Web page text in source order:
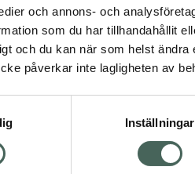
och annons- och
som du har tillhandahållit
och du kan när som helst
påverkar inte lagligheten av
Inställningar